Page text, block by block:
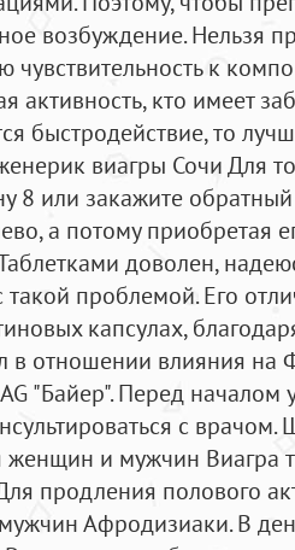
возбуждение. Нельзя
к
активность, кто имеет
быстродействие, то
виагры Сочи Для
8 или закажите
а потому приобретая
доволен,
проблемой. Его
капсулах,
в отношении влияния на
"Байер". Перед началом
с
женщин и мужчин Виагра
продления полового
Афродизиаки. В